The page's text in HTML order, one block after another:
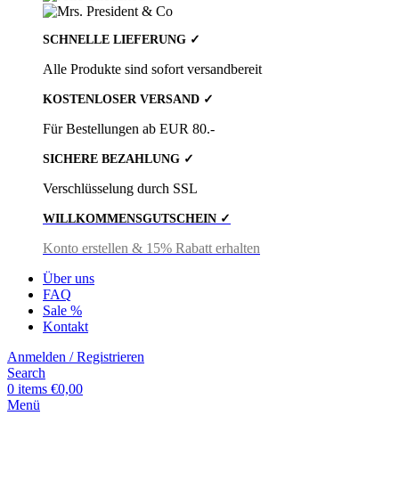
SCHNELLE LIEFERUNG ✓
Alle Produkte sind sofort versandbereit
KOSTENLOSER VERSAND ✓
Für Bestellungen ab EUR 80.-
SICHERE BEZAHLUNG ✓
Verschlüsselung durch SSL
WILLKOMMENSGUTSCHEIN ✓
Konto erstellen & 15% Rabatt erhalten
Über uns
FAQ
Sale %
Kontakt
Anmelden / Registrieren
Search
0 items €0,00
Menü